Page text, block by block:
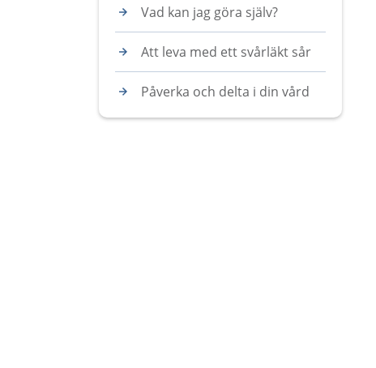
Vad kan jag göra själv?
Att leva med ett svårläkt sår
Påverka och delta i din vård